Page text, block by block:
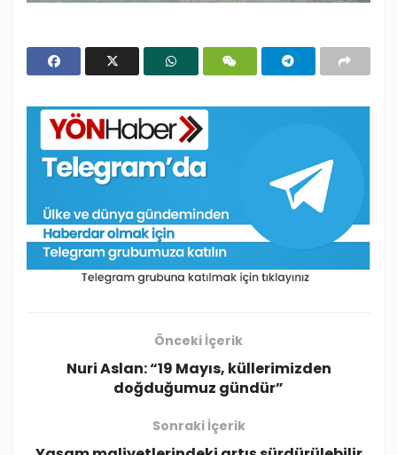
Önceki İçerik
Nuri Aslan: “19 Mayıs, küllerimizden
doğduğumuz gündür”
Sonraki İçerik